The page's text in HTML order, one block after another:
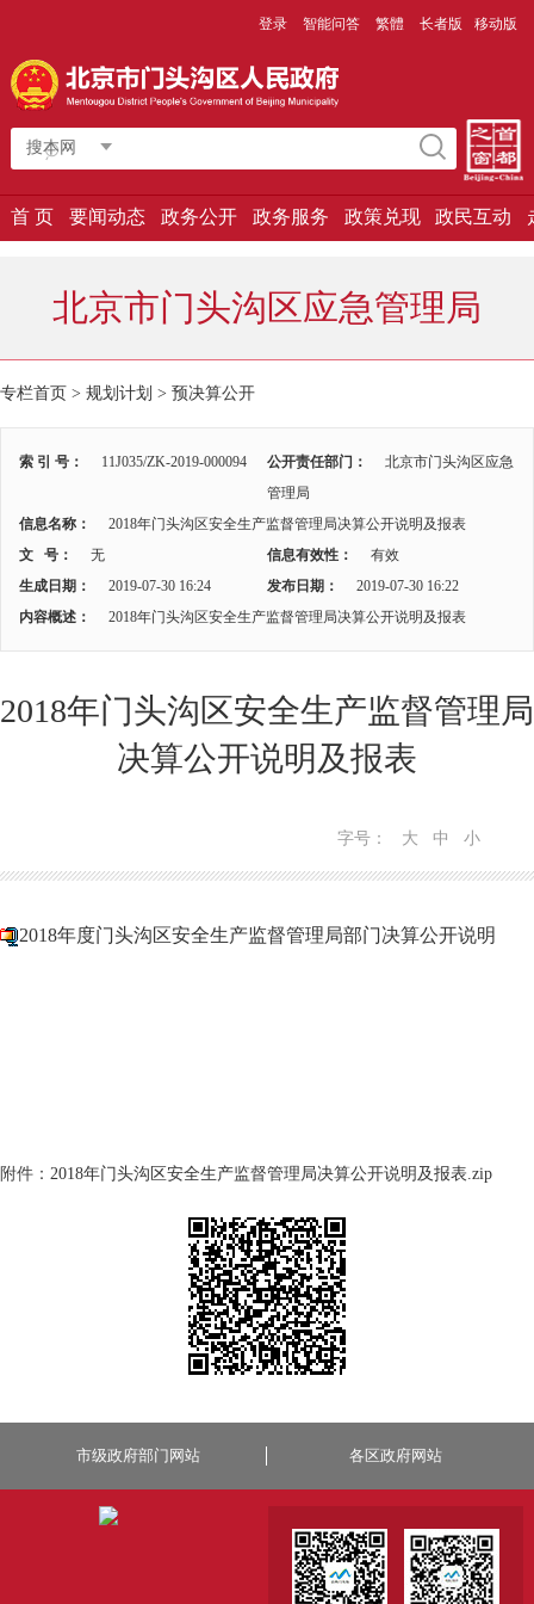
登录 智能问答 繁體 长者版 移动版
搜本网
首 页 要闻动态 政务公开 政务服务 政策兑现 政民互动
北京市门头沟区应急管理局
专栏首页 > 规划计划 > 预决算公开
索 引 号： 11J035/ZK-2019-000094 公开责任部门：
北京市门头沟区应急
管理局
信息名称：
2018年门头沟区安全生产监督管理局决算公开说明及报表
文 号：
无 信息有效性：
有效
生成日期：
2019-07-30 16:24 发布日期：
2019-07-30 16:22
内容概述：
2018年门头沟区安全生产监督管理局决算公开说明及报表
2018年门头沟区安全生产监督管理局
决算公开说明及报表
字号： 大 中 小
2018年度门头沟区安全生产监督管理局部门决算公开说明
附件： 2018年门头沟区安全生产监督管理局决算公开说明及报表.zip
市级政府部门网站 各区政府网站